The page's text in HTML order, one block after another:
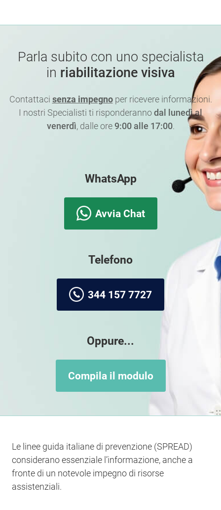
Parla subito con uno specialista
in riabilitazione visiva
Contattaci senza impegnoper ricevere informazioni.
I nostri Specialisti ti risponderannodal lunedì al
venerdì, dalle ore 9:00 alle 17:00.
WhatsApp
Avvia Chat
Telefono
344 157 7727
Oppure...
Compila il modulo
Le linee guida italiane di prevenzione (SPREAD)
considerano essenziale l’informazione, anche a
fronte di un notevole impegno di risorse
assistenziali.